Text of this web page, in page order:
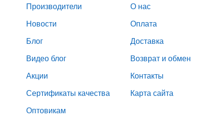
Производители
Новости
Блог
Видео блог
Акции
Сертификаты качества
Оптовикам
О нас
Оплата
Доставка
Возврат и обмен
Контакты
Карта сайта